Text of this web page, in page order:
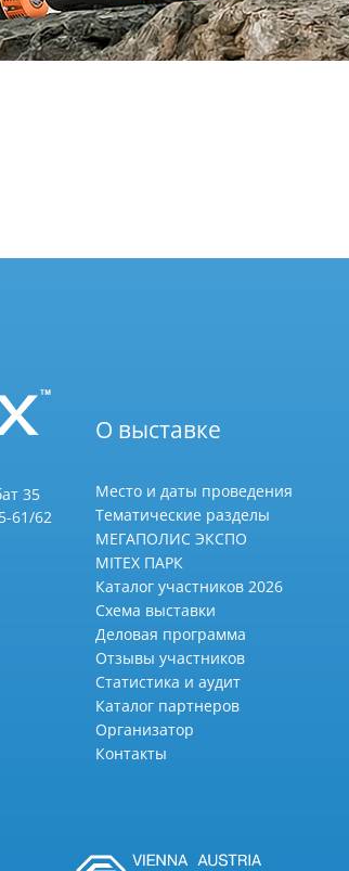
35
61/62
О выставке
Место и даты проведения
Тематические разделы
МЕГАПОЛИС ЭКСПО
MITEX ПАРК
Каталог участников 2026
Схема выставки
Деловая программа
Отзывы участников
Статистика и аудит
Каталог партнеров
Организатор
Контакты